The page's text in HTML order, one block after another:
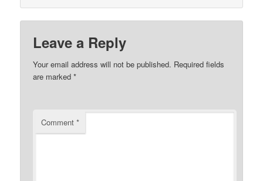
Leave a Reply
Your email address will not be published. Required fields
are marked*
Comment*